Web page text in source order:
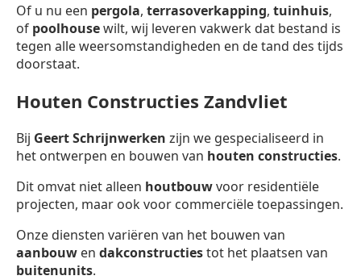
Of u nu een pergola, terrasoverkapping, tuinhuis,
of poolhousewilt, wij leveren vakwerk dat bestand is
tegen alle weersomstandigheden en de tand des tijds
doorstaat.
Houten Constructies Zandvliet
Bij Geert Schrijnwerken zijn we gespecialiseerd in
het ontwerpen en bouwen van houten constructies.
Dit omvat niet alleen houtbouwvoor residentiële
projecten, maar ook voor commerciële toepassingen.
Onze diensten variëren van het bouwen van
aanbouw en dakconstructiestot het plaatsen van
buitenunits.